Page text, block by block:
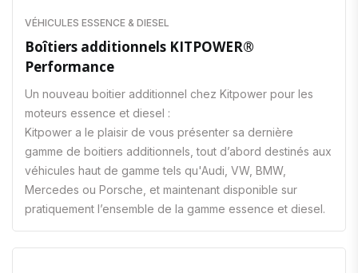
VÉHICULES ESSENCE & DIESEL
Boîtiers additionnels KITPOWER®
Performance
Un nouveau boitier additionnel chez Kitpower pour les
moteurs essence et diesel :
Kitpower a le plaisir de vous présenter sa dernière
gamme de boitiers additionnels, tout d’abord destinés aux
véhicules haut de gamme tels qu'Audi, VW, BMW,
Mercedes ou Porsche, et maintenant disponible sur
pratiquement l’ensemble de la gamme essence et diesel.